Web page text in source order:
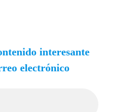
interesante
electrónico